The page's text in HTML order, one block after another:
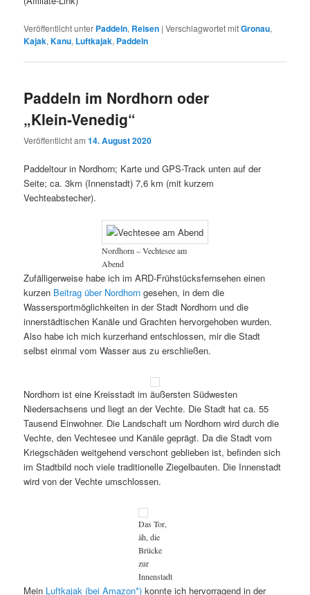
Veröffentlicht unter Paddeln, Reisen |Verschlagwortet mitGronau,
Kajak,Kanu, Luftkajak, Paddeln
Paddeln im Nordhorn oder
„Klein-Venedig“
Veröffentlicht am14. August 2020
Paddeltour in Nordhorn; Karte und GPS-Track unten auf der
Seite; ca. 3km (Innenstadt) 7,6 km (mit kurzem
Vechteabstecher).
Nordhorn – Vechtesee am
Abend
Zufälligerweise habe ich im ARD-Frühstücksfernsehen einen
kurzen Beitrag über Nordhorn gesehen, in dem die
Wassersportmöglichkeiten in der Stadt Nordhorn und die
innerstädtischen Kanäle und Grachten hervorgehoben wurden.
Also habe ich mich kurzerhand entschlossen, mir die Stadt
selbst einmal vom Wasser aus zu erschließen.
Nordhorn ist eine Kreisstadt im äußersten Südwesten
Niedersachsens und liegt an der Vechte. Die Stadt hat ca. 55
Tausend Einwohner. Die Landschaft um Nordhorn wird durch die
Vechte, den Vechtesee und Kanäle geprägt. Da die Stadt vom
Kriegschäden weitgehend verschont geblieben ist, befinden sich
im Stadtbild noch viele traditionelle Ziegelbauten. Die Innenstadt
wird von der Vechte umschlossen.
Das Tor,
äh, die
Brücke
zur
Innenstadt
Mein Luftkajak (bei Amazon*) konnte ich hervorragend in der